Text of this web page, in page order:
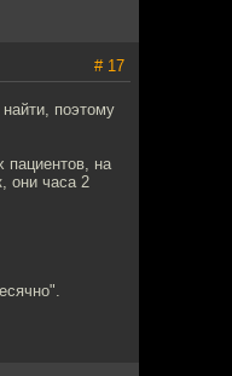
# 17
поэтому
пациентов, на
они часа 2